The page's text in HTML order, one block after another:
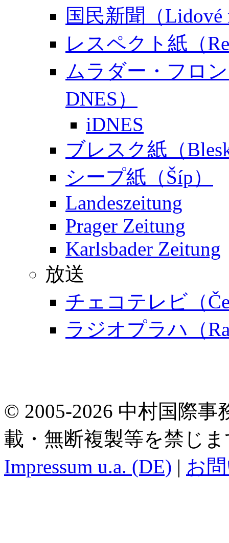
国民新聞（Lidové
レスペクト紙（
ムラダー・フロ
DNES）
iDNES
ブレスク紙（
シープ紙（Šíp）
Landeszeitung
Prager Zeitung
Karlsbader Zeitung
放送
チェコテレビ（
ラジオプラハ（
© 2005-2026 中村国際事
載・無断複製等を禁じ
Impressum u.a. (DE) | お